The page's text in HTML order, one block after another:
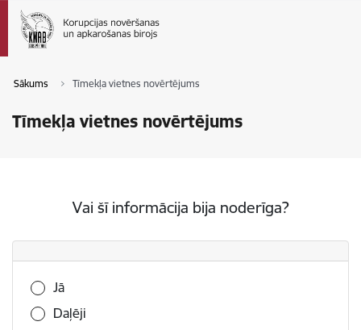
Sākums Tīmekļa vietnes novērtējums
Tīmekļa vietnes novērtējums
Vai šī informācija bija noderīga?
Vai šī informācija bija noderīga?
Jā
Daļēji